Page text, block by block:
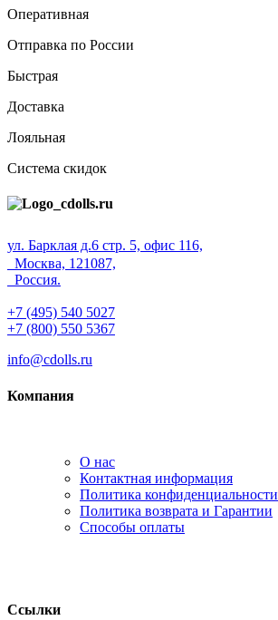
Оперативная
Отправка по России
Быстрая
Доставка
Лояльная
Система скидок
ул. Барклая д.6 стр. 5, офис 116,
Москва, 121087,
Россия.
+7 (495) 540 5027
+7 (800) 550 5367
info@cdolls.ru
Компания
О нас
Контактная информация
Политика конфиденциальности
Политика возврата и Гарантии
Способы оплаты
Ссылки